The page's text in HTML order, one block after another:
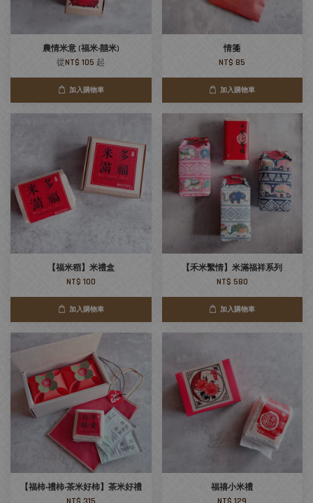
農情米意 (福米‧囍米)
從NT$ 105 起
加入購物車
情箋
NT$ 85
加入購物車
【福米稻】米禮盒
NT$ 100
加入購物車
【禾米繫情】米滿福祥系列
NT$ 580
加入購物車
【福柿‧禮柿‧茶米好柿】茶米好禮
福禧小米禮